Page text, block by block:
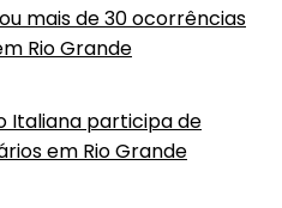
mais de 30 ocorrências
Rio Grande
Italiana participa de
em Rio Grande